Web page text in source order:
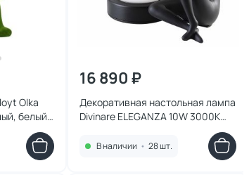
Olka
белый,
16 890 ₽
Декоративная настольная лампа
Divinare ELEGANZA 10W 3000К
В наличии • 28 шт.